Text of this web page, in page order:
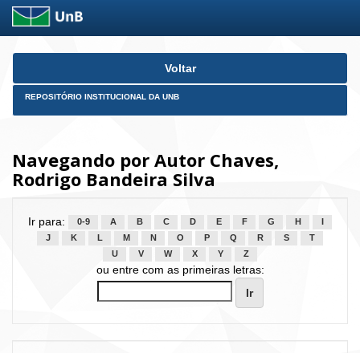
Skip
Voltar
REPOSITÓRIO INSTITUCIONAL DA UNB
Navegando por Autor Chaves,
Rodrigo Bandeira Silva
Ir para: 0-9 A B C D E F G H
J
K L M N O P Q R S
T
U
V W X Y Z
ou entre com as primeiras letras: